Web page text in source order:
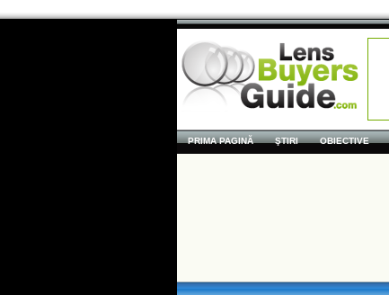
PRIMA PAGINĂ ŞTIRI OBIECTIVE